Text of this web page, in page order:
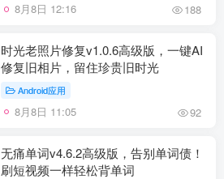
8月8日 12:16 188
时光老照片修复v1.0.6高级版，一键AI
修复旧相片，留住珍贵旧时光
Android应用
8月8日 11:05 92
无痛单词v4.6.2高级版，告别单词债！
刷短视频一样轻松背单词